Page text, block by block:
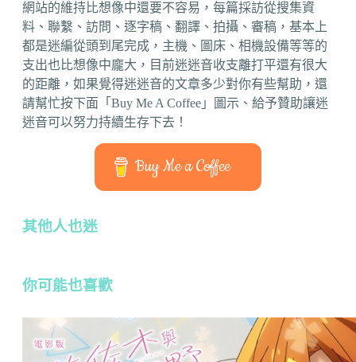
網站的維持比想像中還要不容易，每篇採訪從搜集資
料、聯繫、訪問、逐字稿、翻譯、拍攝、審稿，基本上
都是迷編從頭到尾完成，主機、圖床、相機設備等等的
支出也比想像中龐大，目前迷迷音收支離打平還有很大
的距離，如果覺得迷迷音的文章多少對你有些幫助，還
請幫忙按下面「Buy Me A Coffee」圖示、給予贊助讓迷
迷音可以努力持續生存下去！
Buy Me a Coffee
其他人也迷
你可能也喜歡